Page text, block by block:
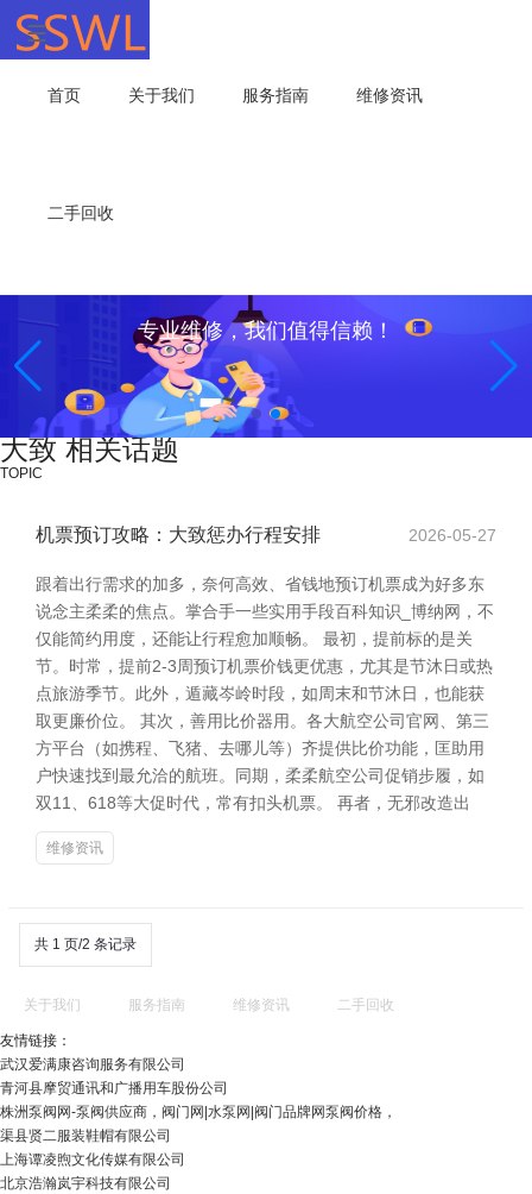
首页 关于我们 服务指南 维修资讯
二手回收
专业维修，我们值得信赖！
大致 相关话题
TOPIC
机票预订攻略：大致惩办行程安排 2026-05-27
跟着出行需求的加多，奈何高效、省钱地预订机票成为好多东
说念主柔柔的焦点。掌合手一些实用手段百科知识_博纳网，不
仅能简约用度，还能让行程愈加顺畅。 最初，提前标的是关
节。时常，提前2-3周预订机票价钱更优惠，尤其是节沐日或热
点旅游季节。此外，遁藏岑岭时段，如周末和节沐日，也能获
取更廉价位。 其次，善用比价器用。各大航空公司官网、第三
方平台（如携程、飞猪、去哪儿等）齐提供比价功能，匡助用
户快速找到最允洽的航班。同期，柔柔航空公司促销步履，如
双11、618等大促时代，常有扣头机票。 再者，无邪改造出
维修资讯
共 1 页/2 条记录
关于我们 服务指南 维修资讯 二手回收
友情链接：
武汉爱满康咨询服务有限公司
青河县摩贸通讯和广播用车股份公司
株洲泵阀网-泵阀供应商，阀门网|水泵网|阀门品牌网泵阀价格，
渠县贤二服装鞋帽有限公司
上海谭凌煦文化传媒有限公司
北京浩瀚岚宇科技有限公司